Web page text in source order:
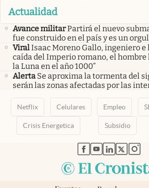
Actualidad
Avance militarPartirá el nuevo
fue construido en el país y es un
ViralIsaac Moreno Gallo, ingeniero e
caída del Imperio romano, el hombre
la Luna en el año 1000”
Alerta Se aproxima la tormenta del
serán las zonas afectadas por las
Netflix Celulares Empleo
Crisis Energetica Subsidio
abre en nueva
abre en nueva
abre en
abre